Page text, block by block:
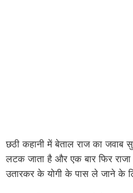
छठी कहानी में बेताल राज का जवाब
लटक जाता है और एक बार फिर राजा
उतारकर के योगी के पास ले जाने के